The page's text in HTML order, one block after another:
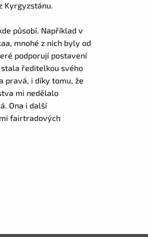
Kyrgyzstánu.
působí. Například v
mnohé z nich byly od
podporují postavení
stala ředitelkou svého
pravá, i díky tomu, že
mi nedělalo
Ona i další
fairtradových